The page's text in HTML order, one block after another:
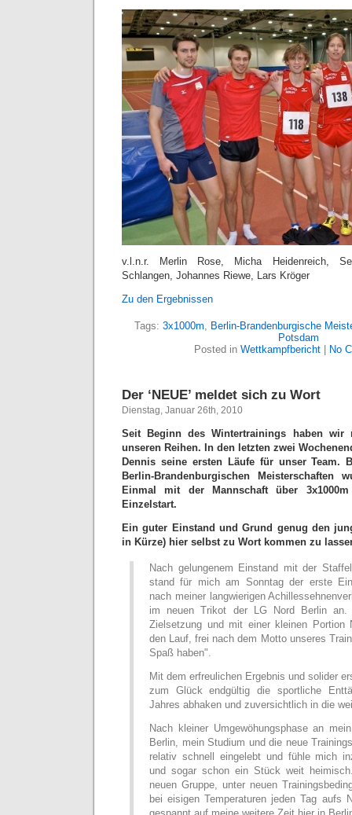
v.l.n.r. Merlin Rose, Micha Heidenreich,
Schlangen, Johannes Riewe, Lars Kröger
Zu den Ergebnissen
Tags: 3x1000m, Berlin-Brandenburgische
Potsdam
Posted in Wettkampfbericht No
Der ‘NEUE’ meldet sich zu Wort
Dienstag, Januar 26th, 2010
Seit Beginn des Wintertrainings haben wir
unseren Reihen. In den letzten zwei
Dennis seine ersten Läufe für unser Team.
Berlin-Brandenburgischen Meisterschaften
Einmal mit der Mannschaft über
Einzelstart.
Ein guter Einstand und Grund genug den
in Kürze) hier selbst zu Wort kommen zu
Nach gelungenem Einstand mit der
stand für mich am Sonntag der erste
nach meiner langwierigen
im neuen Trikot der LG Nord Berlin an.
Zielsetzung und mit einer kleinen Portion
den Lauf, frei nach dem Motto unseres
Spaß haben".
Mit dem erfreulichen Ergebnis und solider
zum Glück endgültig die sportliche
Jahres abhaken und zuversichtlich in die
Nach kleiner Umgewöhungsphase an
Berlin, mein Studium und die neue
relativ schnell eingelebt und fühle mich
und sogar schon ein Stück weit
neuen Gruppe, unter neuen
bei eisigen Temperaturen jeden Tag aufs